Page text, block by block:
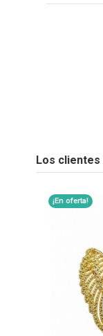
Los clientes
¡En oferta!